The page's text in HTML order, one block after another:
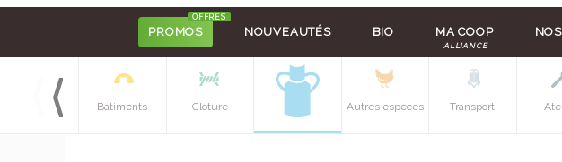
PROMOS
OFFRES
NOUVEAUTÉS BIO MA COOP
ALLIANCE
Equipements
Batiments Cloture Autres especes Transport